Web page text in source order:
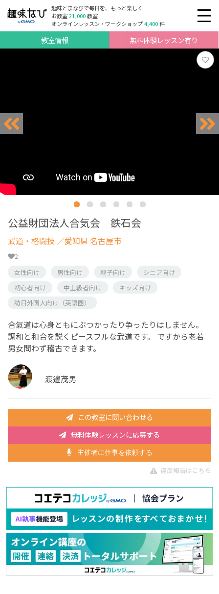
趣味とまなびで毎日を、もっと楽しく
お教室21,000教室
オンラインレッスン・ワークショップ4,400件
教室情報 無料体験レッスン有り
公益財団法人合気会 鉄石会
武道・格闘技 ／愛知県 名古屋市
2
女性向け
男性向け 親子向け
シニア向け
初心者向け
中上級者向け
キッズ向け
訪日外国人向け（英語圏）
合氣道は心身ともにぶつかったり争ったりはしません。
調和と和合を説くピースフルな武道です。 ですから老若
男女問わず稽古できます。
渡邊茂男
この教室に問い合わせる
無料体験レッスンに応募する
主催者に仕事を依頼する
違反報告はこちら